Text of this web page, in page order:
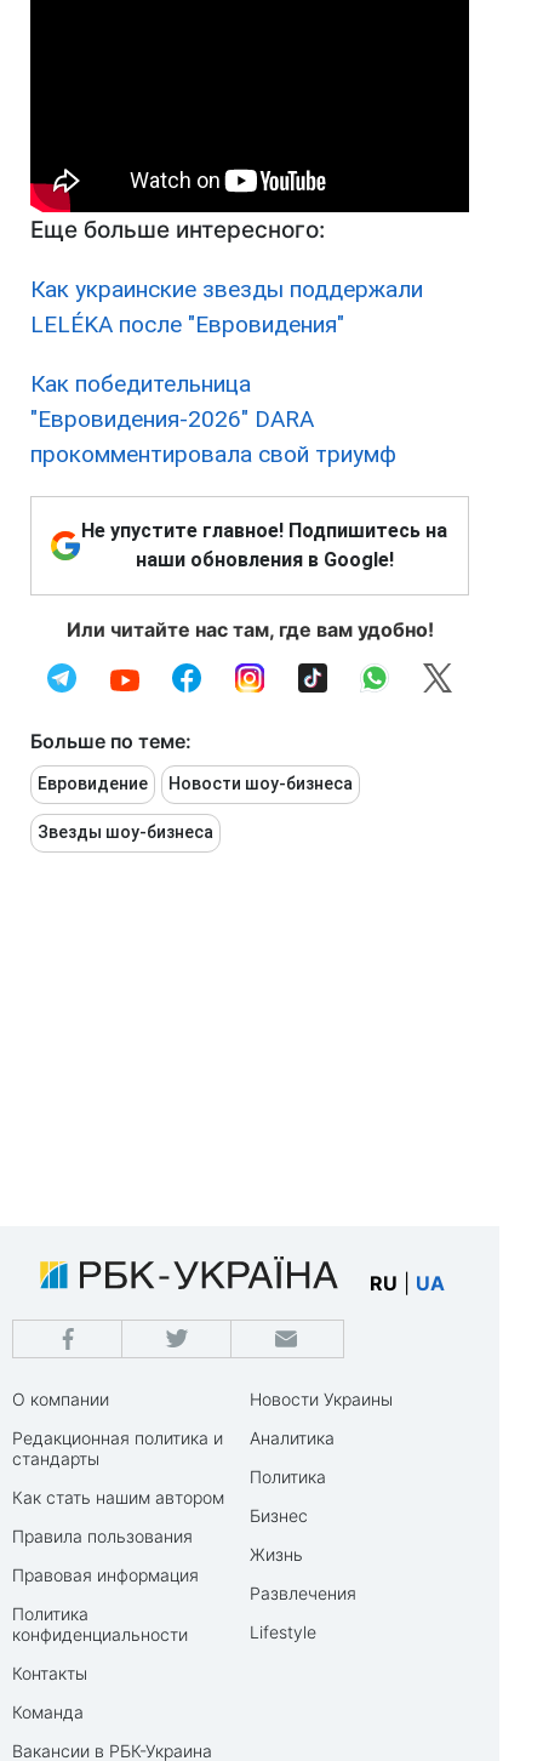
Еще больше интересного:
Как украинские звезды поддержали
LELÉKA после "Евровидения"
Как победительница
"Евровидения-2026" DARA
прокомментировала свой триумф
Не упустите главное! Подпишитесь на
наши обновления в Google!
Или читайте нас там, где вам удобно!
Больше по теме:
Евровидение Новости шоу-бизнеса
Звезды шоу-бизнеса
RU UA
О компании
Редакционная политика и
стандарты
Как стать нашим автором
Правила пользования
Правовая информация
Политика
конфиденциальности
Контакты
Команда
Вакансии в РБК-Украина
Новости Украины
Аналитика
Политика
Бизнес
Жизнь
Развлечения
Lifestyle